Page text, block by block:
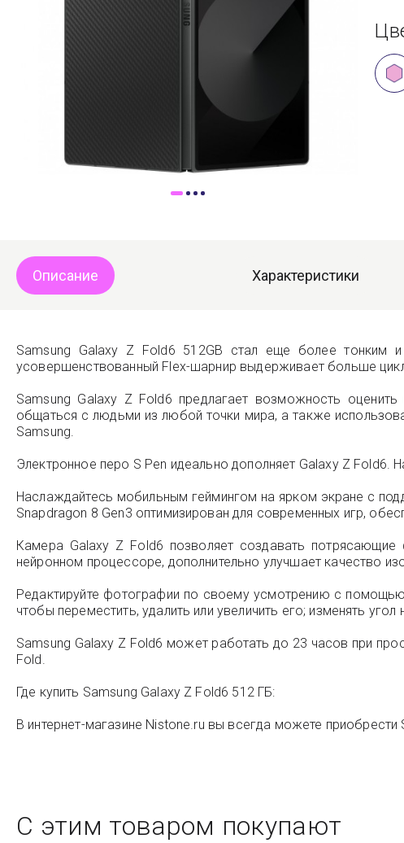
Доставка
Самовывоз
Описание Характеристики
Samsung Galaxy Z Fold6 512GB стал еще более тонким
усовершенствованный Flex-шарнир выдерживает больше
Samsung Galaxy Z Fold6 предлагает возможность
общаться с людьми из любой точки мира, а также
Samsung.
Электронное перо S Pen идеально дополняет Galaxy Z
Наслаждайтесь мобильным геймингом на ярком экране с
Snapdragon 8 Gen3 оптимизирован для современных игр,
Камера Galaxy Z Fold6 позволяет создавать
нейронном процессоре, дополнительно улучшает качество
Редактируйте фотографии по своему усмотрению с
чтобы переместить, удалить или увеличить его; изменять
Samsung Galaxy Z Fold6 может работать до 23 часов при
Fold.
Где купить Samsung Galaxy Z Fold6 512 ГБ:
В интернет-магазине Nistone.ru вы всегда можете
С этим товаром покупают